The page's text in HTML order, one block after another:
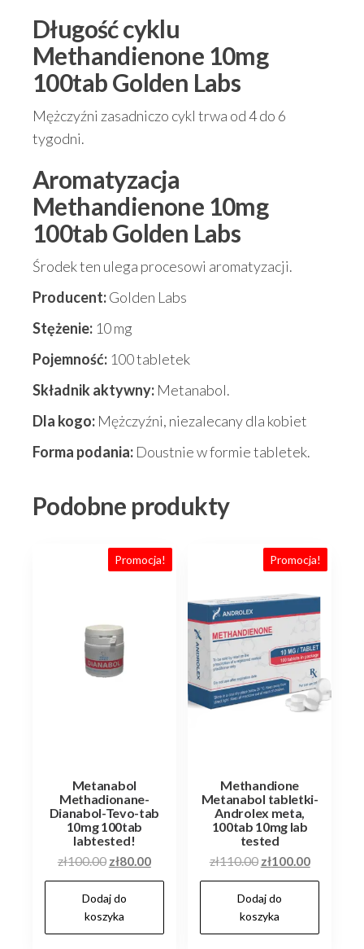
Długość cyklu
Methandienone 10mg
100tab Golden Labs
Mężczyźni zasadniczo cykl trwa od 4 do 6
tygodni.
Aromatyzacja
Methandienone 10mg
100tab Golden Labs
Środek ten ulega procesowi aromatyzacji.
Producent:Golden Labs
Stężenie: 10 mg
Pojemność: 100 tabletek
Składnik aktywny: Metanabol.
Dla kogo: Mężczyźni, niezalecany dla kobiet
Forma podania: Doustnie w formie tabletek.
Podobne produkty
Promocja!
Metanabol
Methadionane-
Dianabol-Tevo-tab
10mg 100tab
labtested!
zł100.00 Pierwotna
cena
wynosiła:
zł100.00.
zł80.00Aktualna
cena
Dodaj do
koszyka
Promocja!
Methandione
Metanabol tabletki-
Androlex meta,
100tab 10mg lab
tested
zł110.00 Pierwotna
cena
wynosiła:
zł110.00.
zł100.00Aktualna
cena
Dodaj do
koszyka